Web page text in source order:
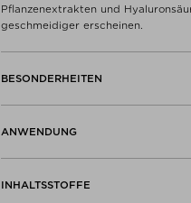
Pflanzenextrakten und
geschmeidiger erscheinen.
BESONDERHEITEN
ANWENDUNG
INHALTSSTOFFE